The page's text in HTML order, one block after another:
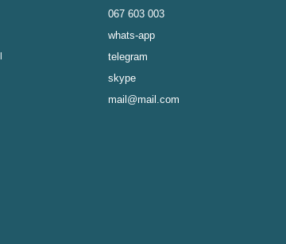
067 603 003
whats-app
telegram
skype
mail@mail.com